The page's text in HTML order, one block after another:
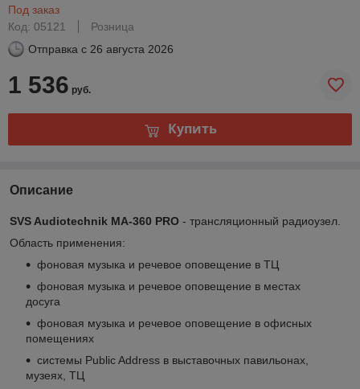
Под заказ
Код: 05121
Розница
Отправка с 26 августа 2026
1 536 руб.
Купить
Описание
SVS Audiotechnik MA-360 PRO - трансляционный радиоузел.
Область применения:
фоновая музыка и речевое оповещение в ТЦ
фоновая музыка и речевое оповещение в местах
досуга
фоновая музыка и речевое оповещение в офисных
помещениях
системы Public Address в выставочных павильонах,
музеях, ТЦ